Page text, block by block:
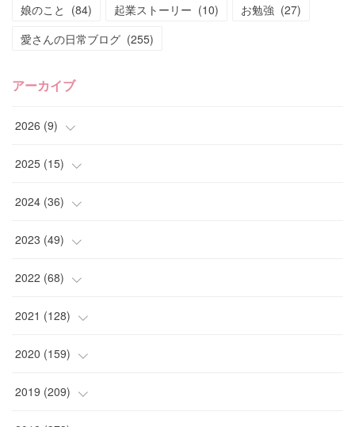
娘のこと (84) 起業ストーリー (10) お勉強 (27)
愛さんの日常ブログ (255)
アーカイブ
2026 (9)
(4)
(2)
(1)
(2)
2025 (15)
(4)
(2)
(2)
( 3)
2024 (36)
(2)
(2)
(1)
( 4)
2023 (49)
(1)
(2)
( 5)
(5)
2022 (68)
(6)
( 6)
(3)
(4)
2021 (128)
(10)
(9)
2020 (159)
(15)
2019 (209)